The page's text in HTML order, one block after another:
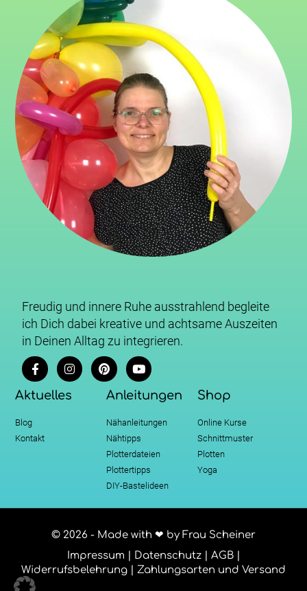
Freudig und innere Ruhe ausstrahlend begleite
ich Dich dabei kreative und achtsame Auszeiten
in Deinen Alltag zu integrieren.
Aktuelles
Blog
Kontakt
Anleitungen
Nähanleitungen
Nähtipps
Plotterdateien
Plottertipps
DIY-Bastelideen
Shop
Online Kurse
Schnittmuster
Plotten
Yoga
© 2026 - Made with ❤ by Frau Scheiner
Impressum
Datenschutz| AGB|
Widerrufsbelehrung
Zahlungsarten und Versand